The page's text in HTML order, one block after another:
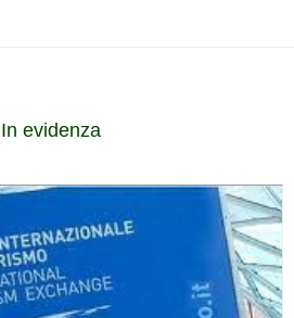
In evidenza